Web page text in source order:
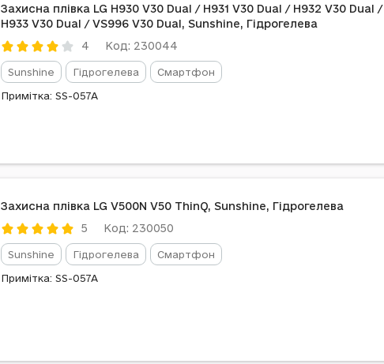
Захисна плівка LG H930 V30 Dual / H931 V30 Dual / H932 V30 Dual /
H933 V30 Dual / VS996 V30 Dual, Sunshine, Гідрогелева
4
Код: 230044
Sunshine Гідрогелева Смартфон
Примітка: SS-057A
Захисна плівка LG V500N V50 ThinQ, Sunshine, Гідрогелева
5
Код: 230050
Sunshine Гідрогелева Смартфон
Примітка: SS-057A